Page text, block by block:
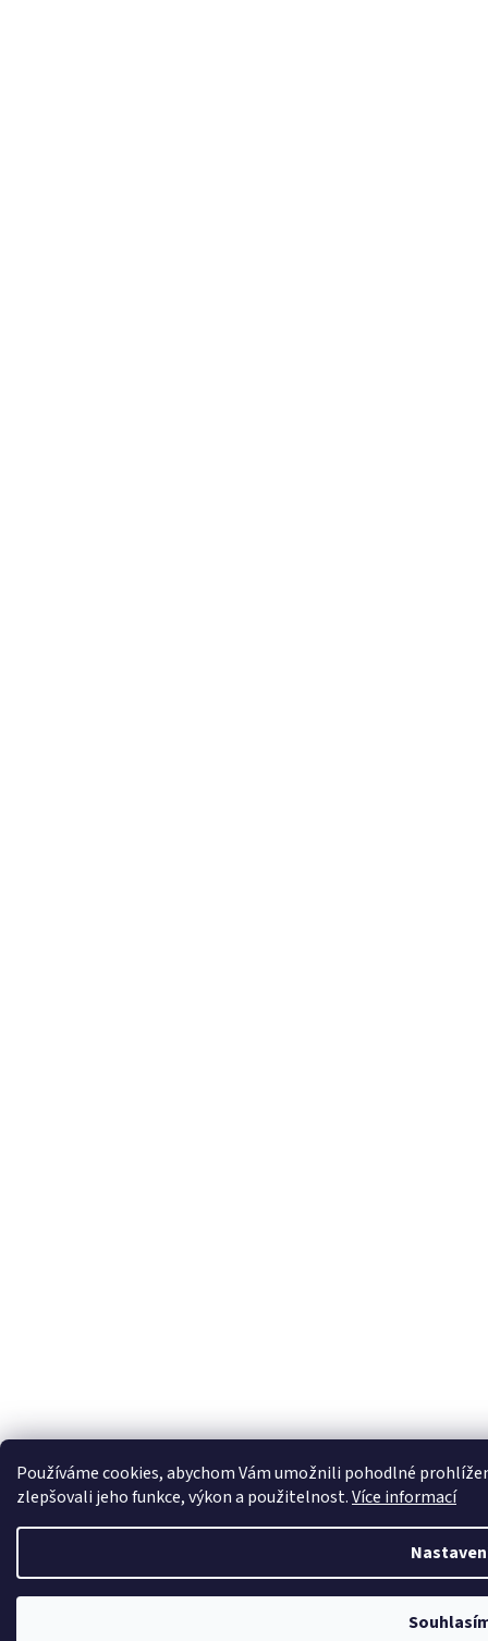
Používáme cookies, abychom Vám umožnili pohodlné
zlepšovali jeho funkce, výkon a použitelnost.Více informací